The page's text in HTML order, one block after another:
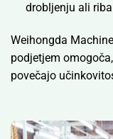
drobljenju ali
Weihongda
podjetjem
povečajo